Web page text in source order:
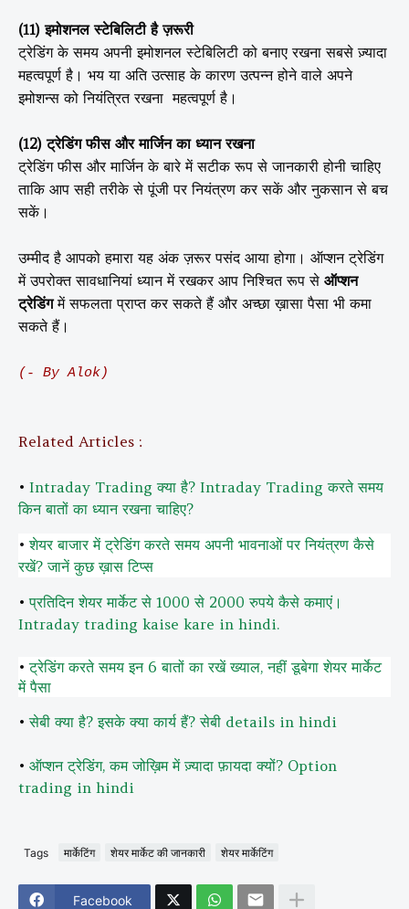
(11) इमोशनल स्टेबिलिटी है ज़रूरी
ट्रेडिंग के समय अपनी इमोशनल स्टेबिलिटी को बनाए रखना सबसे ज़्यादा
महत्वपूर्ण है। भय या अति उत्साह के कारण उत्पन्न होने वाले अपने
इमोशन्स को नियंत्रित रखना महत्वपूर्ण है।
(12) ट्रेडिंग फीस और मार्जिन का ध्यान रखना
ट्रेडिंग फीस और मार्जिन के बारे में सटीक रूप से जानकारी होनी चाहिए
ताकि आप सही तरीके से पूंजी पर नियंत्रण कर सकें और नुकसान से बच
सकें।
उम्मीद है आपको हमारा यह अंक ज़रूर पसंद आया होगा। ऑप्शनट्रेडिंग
में उपरोक्त सावधानियां ध्यान में रखकर आप निश्चित रूप से ऑप्शन
ट्रेडिंगमें सफलता प्राप्त कर सकते हैं और अच्छा ख़ासा पैसा भी कमा
सकते हैं।
(- By Alok)
Related Articles :
• Intraday Trading क्या है? Intraday Trading करते समय
किन बातों का ध्यान रखना चाहिए?
•शेयर बाजार में ट्रेडिंग करते समय अपनी भावनाओं पर नियंत्रण कैसे
रखें? जानें कुछ ख़ास टिप्स
•प्रतिदिन शेयर मार्केट से 1000 से 2000 रुपये कैसे कमाएं।
Intraday trading kaise kare in hindi.
•ट्रेडिंग करते समय इन 6 बातों का रखें ख्याल, नहीं डूबेगा शेयर मार्केट
में पैसा
•सेबी क्या है? इसके क्या कार्य हैं? सेबी details in hindi
• ऑप्शन ट्रेडिंग, कम जोख़िम में ज़्यादा फ़ायदा क्यों? Option
trading in hindi
Tags मार्केटिंग शेयर मार्केट की जानकारी शेयर मार्केटिंग
Facebook